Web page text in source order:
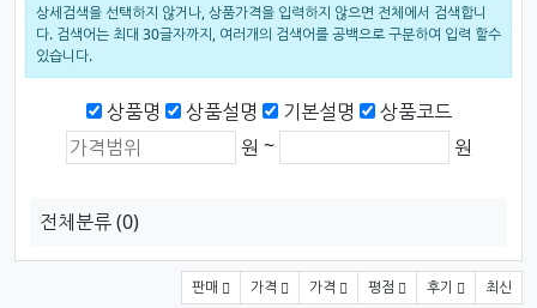
상세검색을 선택하지 않거나, 상품가격을 입력하지 않으면 전체에서 검색합니
다. 검색어는 최대 30글자까지, 여러개의 검색어를 공백으로 구분하여 입력 할수
있습니다.
검색범위
상품명 상품설명 기본설명
상품코드
상품가격 (원)
최소 가격 원 ~ 원
전체분류(0)
판매 가격 가격 평점 후기 최신